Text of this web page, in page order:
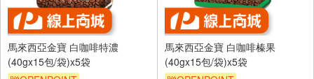
馬來西亞金寶 白咖啡特濃
(40gx15包/袋)x5袋
馬來西亞金寶 白咖啡榛果
(40gx15包/袋)x5袋